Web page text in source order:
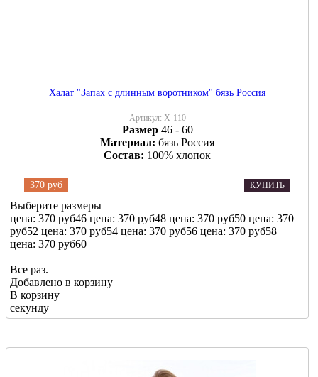
Халат "Запах с длинным воротником" бязь Россия
Артикул: Х-110
Размер 46 - 60
Материал: бязь Россия
Состав: 100% хлопок
370 руб КУПИТЬ
Выберите размеры
цена: 370 руб46 цена: 370 руб48 цена: 370 руб50 цена: 370
руб52 цена: 370 руб54 цена: 370 руб56 цена: 370 руб58
цена: 370 руб60
Все раз.
Добавлено в корзину
В корзину
секунду